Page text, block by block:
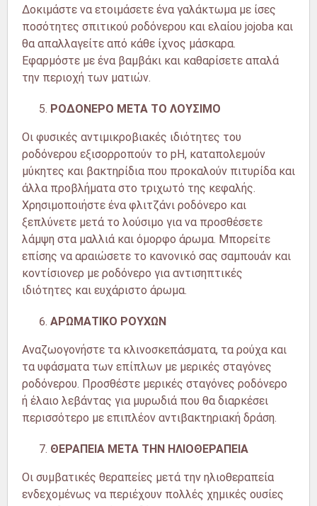
Δοκιμάστε να ετοιμάσετε ένα γαλάκτωμα με ίσες
ποσότητες σπιτικού ροδόνερου και ελαίου jojoba και
θα απαλλαγείτε από κάθε ίχνος μάσκαρα.
Εφαρμόστε με ένα βαμβάκι και καθαρίσετε απαλά
την περιοχή των ματιών.
ΡΟΔΟΝΕΡΟ ΜΕΤΑ ΤΟ ΛΟΥΣΙΜΟ
Οι φυσικές αντιμικροβιακές ιδιότητες του
ροδόνερου εξισορροπούν το pH, καταπολεμούν
μύκητες και βακτηρίδια που προκαλούν πιτυρίδα και
άλλα προβλήματα στο τριχωτό της κεφαλής.
Χρησιμοποιήστε ένα φλιτζάνι ροδόνερο και
ξεπλύνετε μετά το λούσιμο για να προσθέσετε
λάμψη στα μαλλιά και όμορφο άρωμα. Μπορείτε
επίσης να αραιώσετε το κανονικό σας σαμπουάν και
κοντίσιονερ με ροδόνερο για αντισηπτικές
ιδιότητες και ευχάριστο άρωμα.
ΑΡΩΜΑΤΙΚΟ ΡΟΥΧΩΝ
Αναζωογονήστε τα κλινοσκεπάσματα, τα ρούχα και
τα υφάσματα των επίπλων με μερικές σταγόνες
ροδόνερου. Προσθέστε μερικές σταγόνες ροδόνερο
ή έλαιο λεβάντας για μυρωδιά που θα διαρκέσει
περισσότερο με επιπλέον αντιβακτηριακή δράση.
ΘΕΡΑΠΕΙΑ ΜΕΤΑ ΤΗΝ ΗΛΙΟΘΕΡΑΠΕΙΑ
Οι συμβατικές θεραπείες μετά την ηλιοθεραπεία
ενδεχομένως να περιέχουν πολλές χημικές ουσίες